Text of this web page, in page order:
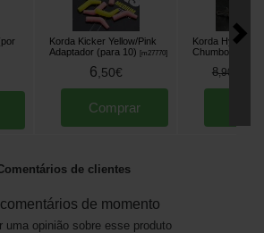
Korda Kicker Yellow/Pink
Adaptador (para 10) [m27770]
6 50€
Comprar
Korda Hybrid
Chumbo (para
8,90
de clientes
de momento
uma opinião sobre esse produto